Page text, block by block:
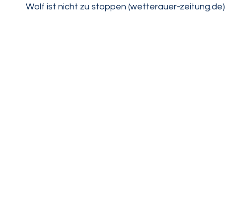
Wolf ist nicht zu stoppen (wetterauer-zeitung.de)